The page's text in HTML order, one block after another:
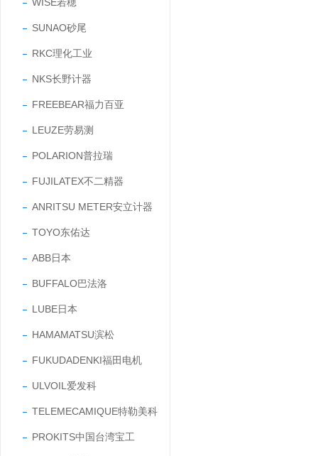
SUNAO砂尾
RKC理化工业
NKS长野计器
FREEBEAR福力百亚
LEUZE劳易测
POLARION普拉瑞
FUJILATEX不二精器
ANRITSU METER安立计器
TOYO东佑达
ABB日本
BUFFALO巴法洛
LUBE日本
HAMAMATSU滨松
FUKUDADENKI福田电机
ULVOIL爱发科
TELEMECAMIQUE特勒美科
PROKITS中国台湾宝工